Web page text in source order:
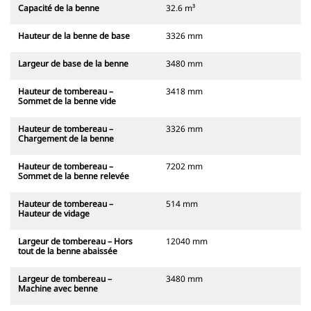
Capacité de la benne 32.6 m³
Hauteur de la benne de base 3326 mm
Largeur de base de la benne 3480 mm
Hauteur de tombereau –
Sommet de la benne vide
3418 mm
Hauteur de tombereau –
Chargement de la benne
3326 mm
Hauteur de tombereau –
Sommet de la benne relevée
7202 mm
Hauteur de tombereau –
Hauteur de vidage
514 mm
Largeur de tombereau – Hors
tout de la benne abaissée
12040 mm
Largeur de tombereau –
Machine avec benne
3480 mm